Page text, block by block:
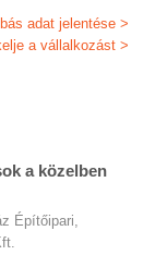
adat jelentése >
a vállalkozást >
a közelben
Építőipari,